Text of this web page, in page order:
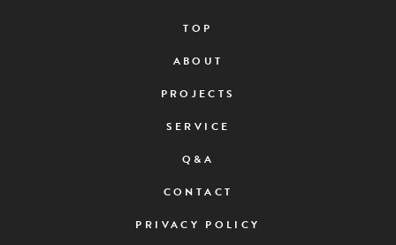
TOP
ABOUT
PROJECTS
SERVICE
Q&A
CONTACT
PRIVACY POLICY